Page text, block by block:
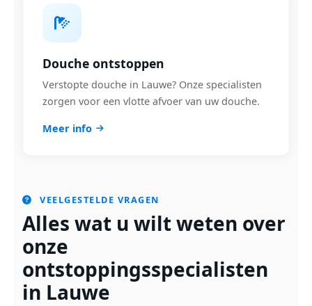
Douche ontstoppen
Verstopte douche in Lauwe? Onze specialisten
zorgen voor een vlotte afvoer van uw douche.
Meer info
VEELGESTELDE VRAGEN
Alles wat u wilt weten over
onze
ontstoppingsspecialisten
in Lauwe